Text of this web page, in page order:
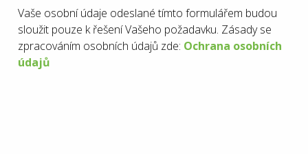
Vaše osobní údaje odeslané tímto formulářem budou
sloužit pouze k řešení Vašeho požadavku. Zásady se
zpracováním osobních údajů zde: Ochrana osobních
údajů